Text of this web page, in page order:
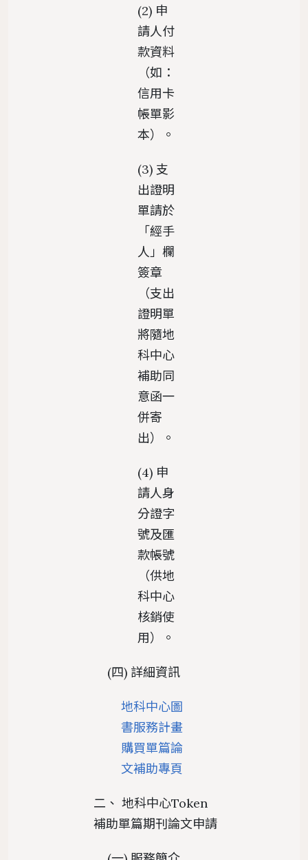
(2) 申
請人付
款資料
（如：
信用卡
帳單影
本）。
(3) 支
出證明
單請於
「經手
人」欄
簽章
（支出
證明單
將隨地
科中心
補助同
意函一
併寄
出）。
(4) 申
請人身
分證字
號及匯
款帳號
（供地
科中心
核銷使
用）。
(四) 詳細資訊
地科中心圖
書服務計畫
購買單篇論
文補助專頁
二、 地科中心Token
補助單篇期刊論文申請